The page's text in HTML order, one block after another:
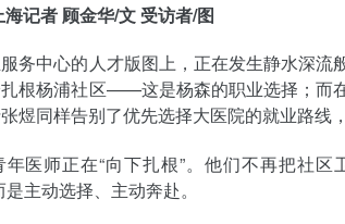
海记者 顾金华/文 受访者/图
务中心的人才版图上，正在发生静水深流
根杨浦社区——这是杨森的职业选择；而
煜同样告别了优先选择大医院的就业路线
医师正在“向下扎根”。他们不再把社区
主动选择、主动奔赴。